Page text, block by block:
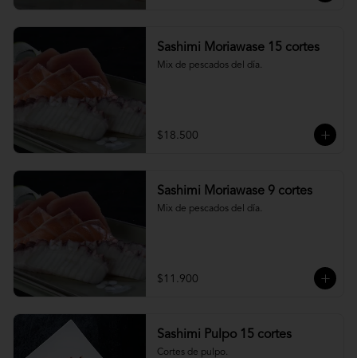
Sashimi Moriawase 15 cortes
Mix de pescados del día.
$18.500
Sashimi Moriawase 9 cortes
Mix de pescados del día.
$11.900
Sashimi Pulpo 15 cortes
Cortes de pulpo.